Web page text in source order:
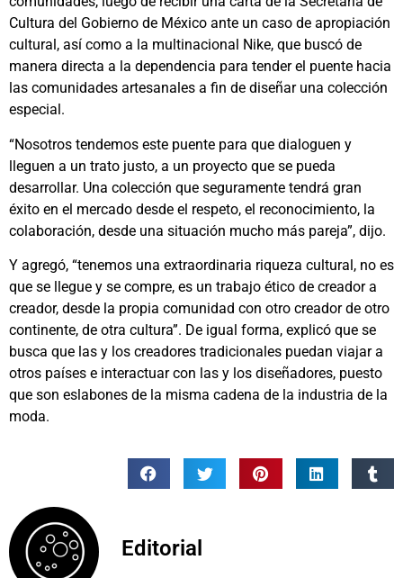
Cultura del Gobierno de México ante un caso de apropiación
cultural, así como a la multinacional Nike, que buscó de
manera directa a la dependencia para tender el puente hacia
las comunidades artesanales a fin de diseñar una colección
especial.
“Nosotros tendemos este puente para que dialoguen y
lleguen a un trato justo, a un proyecto que se pueda
desarrollar. Una colección que seguramente tendrá gran
éxito en el mercado desde el respeto, el reconocimiento, la
colaboración, desde una situación mucho más pareja”, dijo.
Y agregó, “tenemos una extraordinaria riqueza cultural, no es
que se llegue y se compre, es un trabajo ético de creador a
creador, desde la propia comunidad con otro creador de otro
continente, de otra cultura”. De igual forma, explicó que se
busca que las y los creadores tradicionales puedan viajar a
otros países e interactuar con las y los diseñadores, puesto
que son eslabones de la misma cadena de la industria de la
moda.
Editorial